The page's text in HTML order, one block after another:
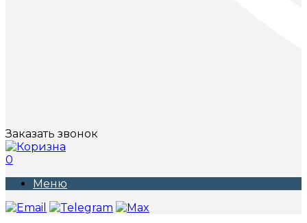
Заказать звонок
0
Меню